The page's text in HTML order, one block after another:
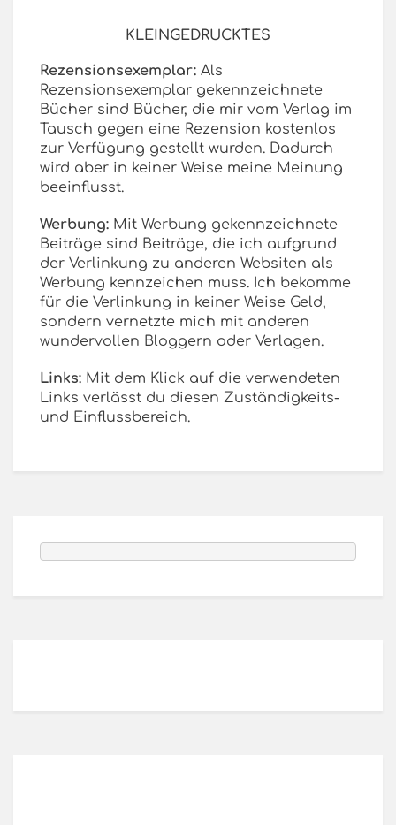
KLEINGEDRUCKTES
Rezensionsexemplar: Als
Rezensionsexemplar gekennzeichnete
Bücher sind Bücher, die mir vom Verlag im
Tausch gegen eine Rezension kostenlos
zur Verfügung gestellt wurden. Dadurch
wird aber in keiner Weise meine Meinung
beeinflusst.
Werbung: Mit Werbung gekennzeichnete
Beiträge sind Beiträge, die ich aufgrund
der Verlinkung zu anderen Websiten als
Werbung kennzeichen muss. Ich bekomme
für die Verlinkung in keiner Weise Geld,
sondern vernetzte mich mit anderen
wundervollen Bloggern oder Verlagen.
Links: Mit dem Klick auf die verwendeten
Links verlässt du diesen Zuständigkeits-
und Einflussbereich.